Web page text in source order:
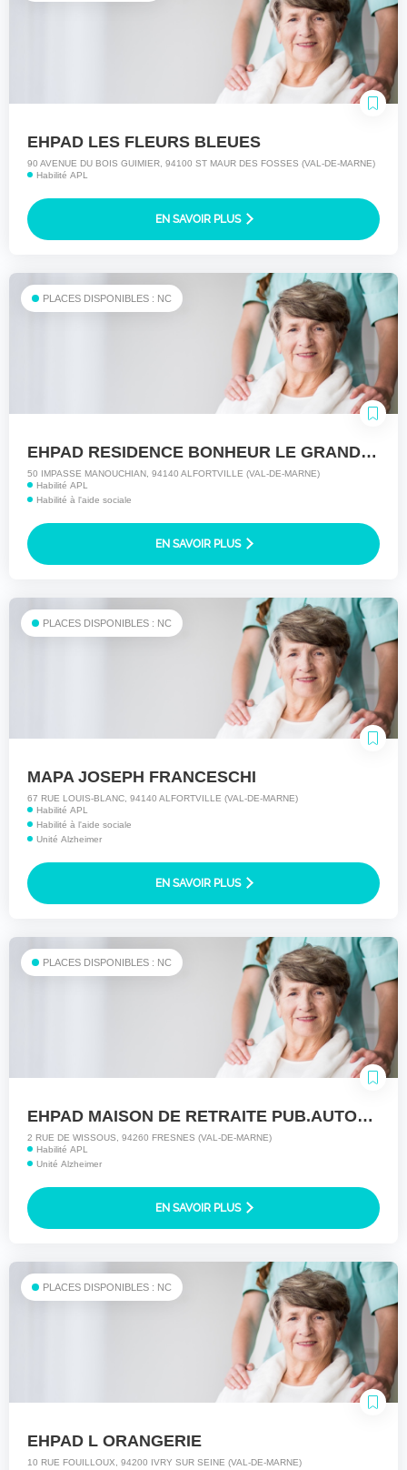
EHPAD LES FLEURS BLEUES
90 AVENUE DU BOIS GUIMIER, 94100 ST MAUR DES FOSSES (VAL-DE-MARNE)
Habilité APL
EN SAVOIR PLUS
PLACES DISPONIBLES : NC
EHPAD RESIDENCE BONHEUR LE GRAND AGE
50 IMPASSE MANOUCHIAN, 94140 ALFORTVILLE (VAL-DE-MARNE)
Habilité APL
Habilité à l'aide sociale
EN SAVOIR PLUS
PLACES DISPONIBLES : NC
MAPA JOSEPH FRANCESCHI
67 RUE LOUIS-BLANC, 94140 ALFORTVILLE (VAL-DE-MARNE)
Habilité APL
Habilité à l'aide sociale
Unité Alzheimer
EN SAVOIR PLUS
PLACES DISPONIBLES : NC
EHPAD MAISON DE RETRAITE PUB.AUTONOME
2 RUE DE WISSOUS, 94260 FRESNES (VAL-DE-MARNE)
Habilité APL
Unité Alzheimer
EN SAVOIR PLUS
PLACES DISPONIBLES : NC
EHPAD L ORANGERIE
10 RUE FOUILLOUX, 94200 IVRY SUR SEINE (VAL-DE-MARNE)